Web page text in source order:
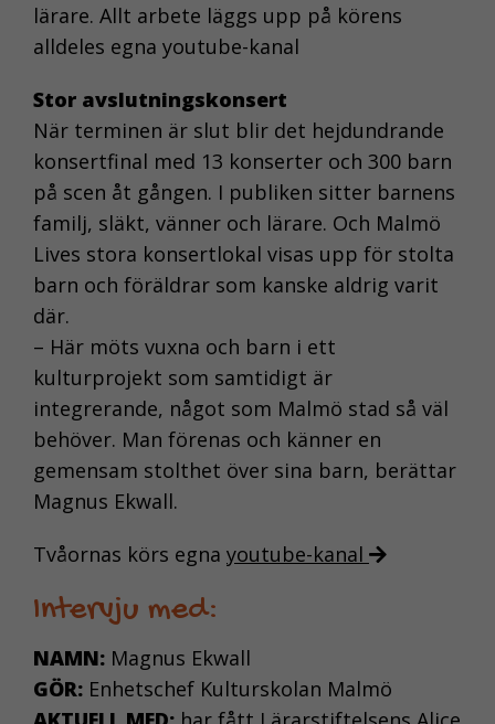
lärare. Allt arbete läggs upp på körens
alldeles egna youtube-kanal
Stor avslutningskonsert
När terminen är slut blir det hejdundrande
konsertfinal med 13 konserter och 300 barn
på scen åt gången. I publiken sitter barnens
familj, släkt, vänner och lärare. Och Malmö
Lives stora konsertlokal visas upp för stolta
barn och föräldrar som kanske aldrig varit
där.
– Här möts vuxna och barn i ett
kulturprojekt som samtidigt är
integrerande, något som Malmö stad så väl
behöver. Man förenas och känner en
gemensam stolthet över sina barn, berättar
Magnus Ekwall.
Tvåornas körs egna youtube-kanal
Intervju med:
NAMN: Magnus Ekwall
GÖR: Enhetschef Kulturskolan Malmö